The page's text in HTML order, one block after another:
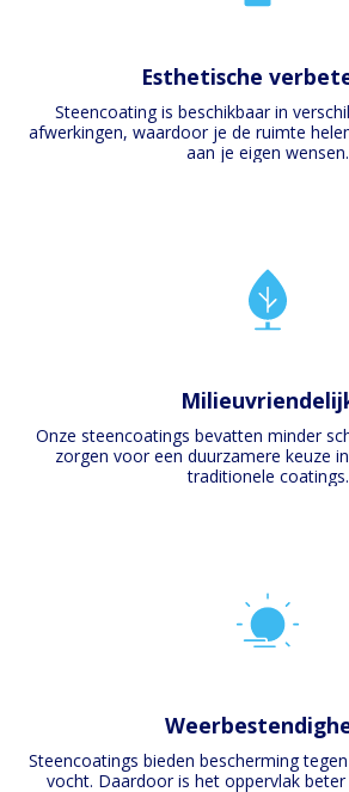
Esthetische
Steencoating is beschikbaar in
afwerkingen, waardoor je de ruimte
aan je eigen wensen.
Onze steencoatings bevatten minder
zorgen voor een duurzamere keuze
traditionele coatings.
Steencoatings bieden bescherming
vocht. Daardoor is het oppervlak